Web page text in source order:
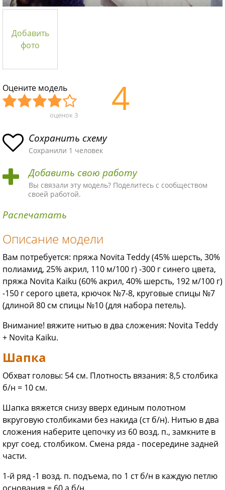
Добавить
фото
Оцените модель
асн
ая
ма
пло
хая
ма
ыч
ная
ма
Хор
ая
ма
Отл
ая
ма!
оценок 3 4
Сохранить схему
Сохранили 1 человек
Добавить свою работу
Вы связали эту модель? Поделитесь с сообществом
своей работой.
Распечатать
Описание модели
Вам потребуется: пряжа Novita Teddy (45% шерсть, 30%
полиамид, 25% акрил, 110 м/100 г) -300 г синего цвета,
пряжа Novita Kaiku (60% акрил, 40% шерсть, 192 м/100 г)
-150 г серого цвета, крючок №7-8, круговые спицы №7
(длиной 80 см спицы №10 (для набора петель).
Внимание! вяжите нитью в два сложения: Novita Teddy
+ Novita Kaiku.
Шапка
Обхват головы: 54 см. Плотность вязания: 8,5 столбика
б/н = 10 см.
Шапка вяжется снизу вверх единым полотном
вкруговую столбиками без накида (ст б/н). Нитью в два
сложения наберите цепочку из 60 возд. п., замкните в
круг соед. столбиком. Смена ряда - посередине задней
части.
1-й ряд -1 возд. п. подъема, по 1 ст б/н в каждую петлю
основания = 60 а б/н.